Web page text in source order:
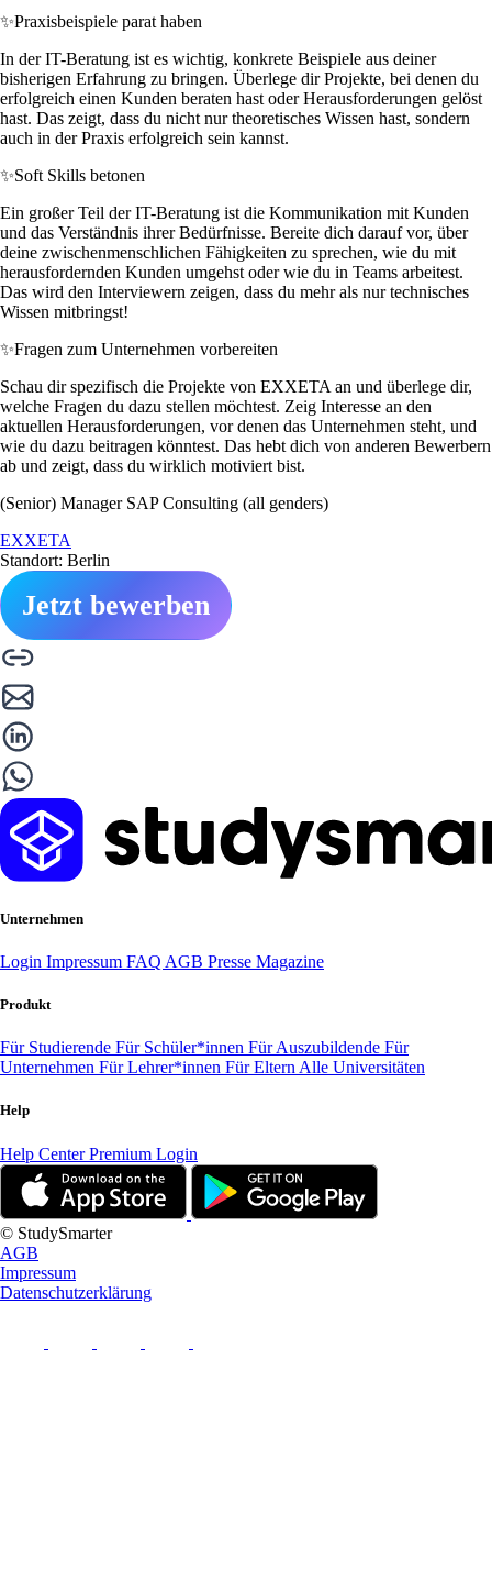
✨Praxisbeispiele parat haben
In der IT-Beratung ist es wichtig, konkrete Beispiele aus deiner
bisherigen Erfahrung zu bringen. Überlege dir Projekte, bei denen du
erfolgreich einen Kunden beraten hast oder Herausforderungen gelöst
hast. Das zeigt, dass du nicht nur theoretisches Wissen hast, sondern
auch in der Praxis erfolgreich sein kannst.
✨Soft Skills betonen
Ein großer Teil der IT-Beratung ist die Kommunikation mit Kunden
und das Verständnis ihrer Bedürfnisse. Bereite dich darauf vor, über
deine zwischenmenschlichen Fähigkeiten zu sprechen, wie du mit
herausfordernden Kunden umgehst oder wie du in Teams arbeitest.
Das wird den Interviewern zeigen, dass du mehr als nur technisches
Wissen mitbringst!
✨Fragen zum Unternehmen vorbereiten
Schau dir spezifisch die Projekte von EXXETA an und überlege dir,
welche Fragen du dazu stellen möchtest. Zeig Interesse an den
aktuellen Herausforderungen, vor denen das Unternehmen steht, und
wie du dazu beitragen könntest. Das hebt dich von anderen Bewerbern
ab und zeigt, dass du wirklich motiviert bist.
(Senior) Manager SAP Consulting (all genders)
EXXETA
Standort: Berlin
Jetzt bewerben
Unternehmen
Login Impressum FAQ AGB Presse Magazine
Produkt
Für Studierende Für Schüler*innen Für Auszubildende Für
Unternehmen Für Lehrer*innen Für Eltern Alle Universitäten
Help
Help CenterPremium Login
© StudySmarter
AGB
Impressum
Datenschutzerklärung